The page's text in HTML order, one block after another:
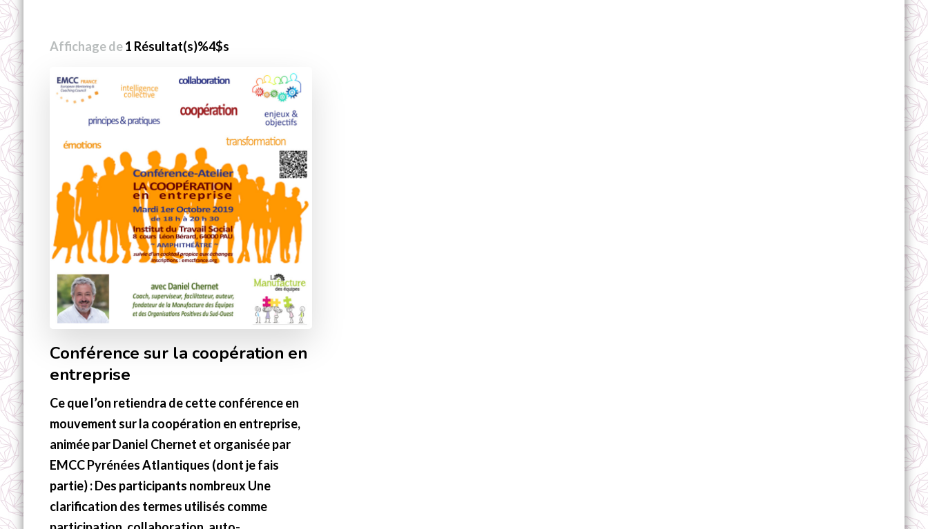
Affichage de1 Résultat(s)%4$s
Conférence sur la coopération en
entreprise
Ce que l’on retiendra de cette conférence en
mouvement sur la coopération en entreprise,
animée par Daniel Chernet et organisée par
EMCC Pyrénées Atlantiques (dont je fais
partie) : Des participants nombreux Une
clarification des termes utilisés comme